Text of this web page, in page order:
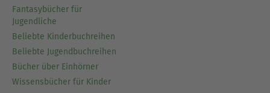
Fantasybücher für
Jugendliche
Beliebte Kinderbuchreihen
Beliebte Jugendbuchreihen
Bücher über Einhörner
Wissensbücher für Kinder